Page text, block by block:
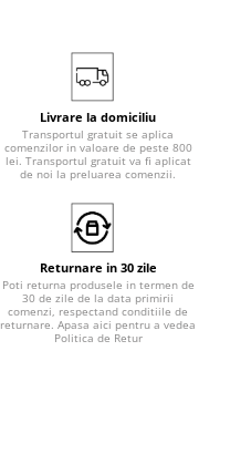
Livrare la domiciliu
Transportul gratuit se aplica
comenzilor in valoare de peste 800
lei. Transportul gratuit va fi aplicat
de noi la preluarea comenzii.
Returnare in 30 zile
Poti returna produsele in termen de
30 de zile de la data primirii
comenzi, respectand conditiile de
returnare. Apasa aici pentru a vedea
Politica de Retur